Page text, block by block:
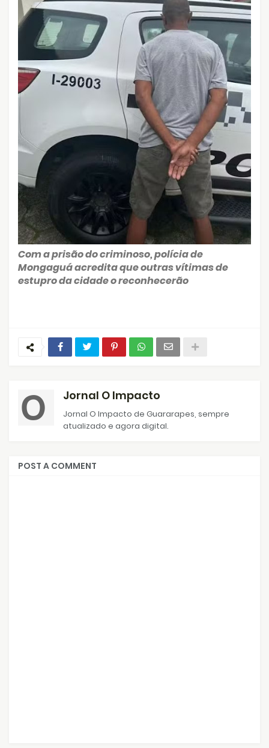
Com a prisão do criminoso, polícia de
Mongaguá acredita que outras vítimas de
estupro da cidade o reconhecerão
Jornal O Impacto
Jornal O Impacto de Guararapes, sempre
atualizado e agora digital.
POST A COMMENT